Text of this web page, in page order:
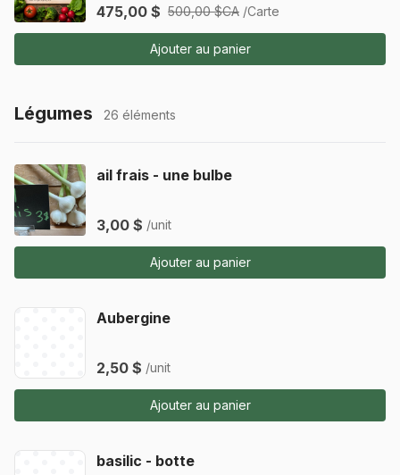
475,00 $ 500,00 $CA /Carte
Ajouter au panier
Légumes 26 éléments
ail frais - une bulbe
3,00 $ /unit
Ajouter au panier
Aubergine
2,50 $ /unit
Ajouter au panier
basilic - botte